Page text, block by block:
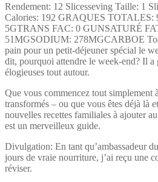
Rendement: 12 Slicesseving Taille: 1
Calories: 192 GRAQUES TOTALES:
5GTRANS FAC: 0 GUNSATURÉ
51MGSODIUM: 278MGCARBOE
pain pour un petit-déjeuner spécial le
dit, pourquoi attendre le week-end? Il a
élogieuses tout autour.
Que vous commencez tout simplement
transformés – ou que vous êtes déjà là
nouvelles recettes familiales à ajouter
est un merveilleux guide.
Divulgation: En tant qu’ambassadeur
jours de vraie nourriture, j’ai reçu une
réviser.